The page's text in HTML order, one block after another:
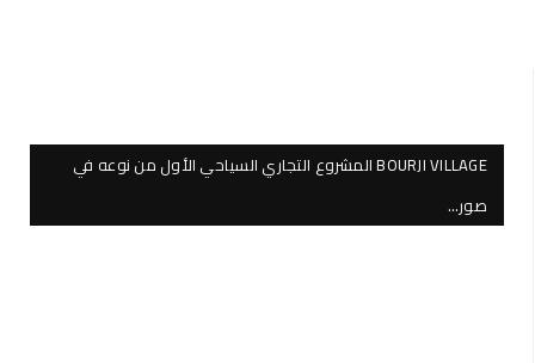
BOURJI VILLAGE المشروع التجاري السياحي الأول من نوعه في
صور…